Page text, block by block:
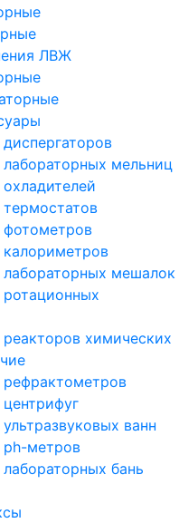
ЛВЖ
мельниц
фотометров
мешалок
химических
ванн
ph-метров
бань